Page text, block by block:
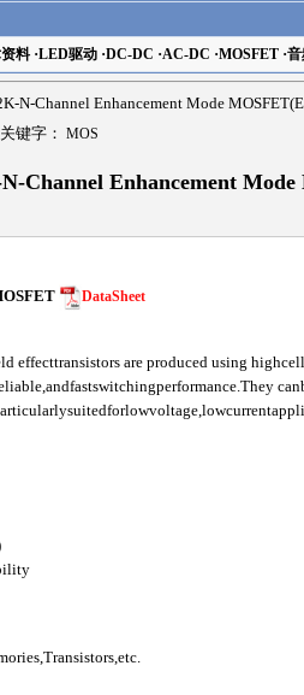
料·LED驱动·DC-DC ·AC-DC ·MOSFET·音
N-Channel Enhancement Mode
键字： MOS
Channel Enhancement
DataSheet
effecttransistors are produced using